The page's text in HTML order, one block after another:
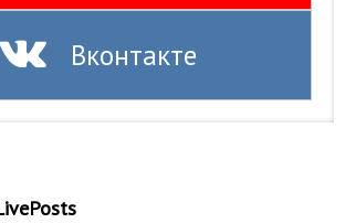
Вконтакте